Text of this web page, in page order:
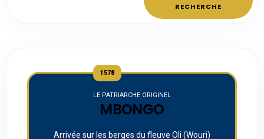
RECHERCHE
1578
LE PATRIARCHE ORIGINEL
MBONGO
Arrivée sur les berges du fleuve Oli (Wouri)